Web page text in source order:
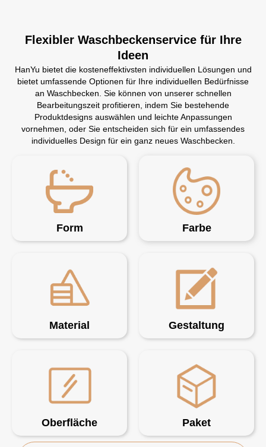
Flexibler Waschbeckenservice für Ihre
Ideen
HanYu bietet die kosteneffektivsten individuellen Lösungen und
bietet umfassende Optionen für Ihre individuellen Bedürfnisse
an Waschbecken. Sie können von unserer schnellen
Bearbeitungszeit profitieren, indem Sie bestehende
Produktdesigns auswählen und leichte Anpassungen
vornehmen, oder Sie entscheiden sich für ein umfassendes
individuelles Design für ein ganz neues Waschbecken.
Form Farbe
Material Gestaltung
Oberfläche Paket